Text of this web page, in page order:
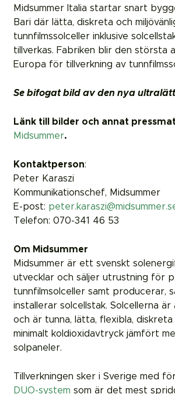
Midsummer Italia startar snart
Bari där lätta, diskreta och
tunnfilmssolceller inklusive
tillverkas. Fabriken blir den största
Europa för tillverkning av
Se bifogat bild av den nya
Länk till bilder och annat
Midsummer.
Kontaktperson:
Peter Karaszi
Kommunikationschef, Midsummer
E-post:
Telefon: 070-341 46 53
Om Midsummer
Midsummer är ett svenskt
utvecklar och säljer utrustning för
tunnfilmsolceller samt producerar,
installerar solcellstak. Solcellerna är
och är tunna, lätta, flexibla,
minimalt koldioxidavtryck jämfört
solpaneler.
Tillverkningen sker i Sverige med
DUO-system som är det mest